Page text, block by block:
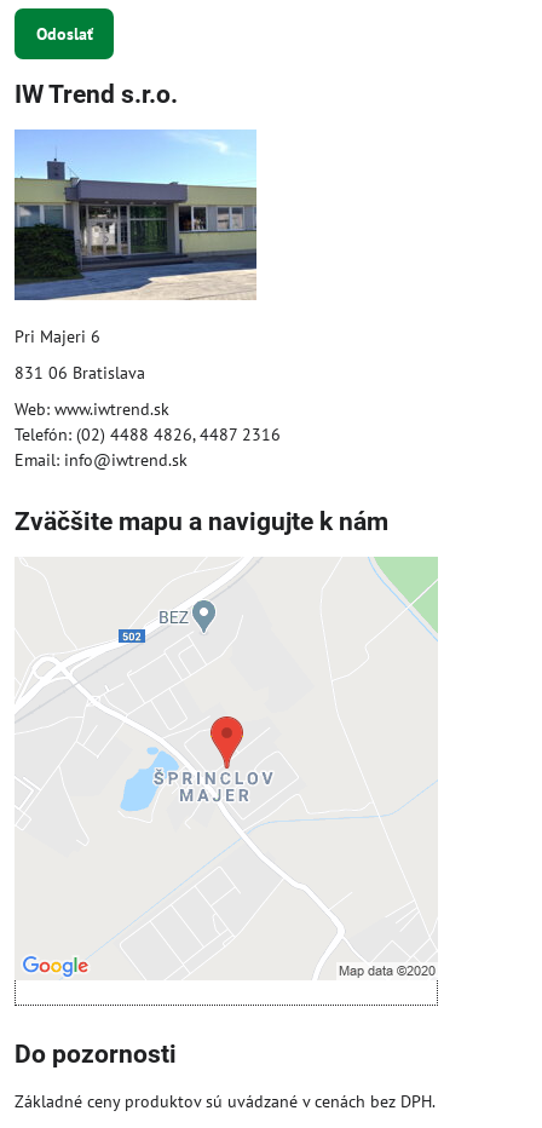
Odoslať
IW Trend s.r.o.
Pri Majeri 6
831 06 Bratislava
Web: www.iwtrend.sk
Telefón: (02) 4488 4826, 4487 2316
Email: info@iwtrend.sk
Zväčšite mapu a navigujte k nám
Externý obsah je blokovaný
Prajete si načítať externý obsah?
Povoliť tentokrát
Povoliť a zapamätať - súhlas s druhom
cookie: Funkčné
Otvoriť obsah v novom okne
Do pozornosti
Základné ceny produktov sú uvádzané v cenách bez DPH.